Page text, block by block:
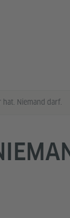
hat. Niemand darf.